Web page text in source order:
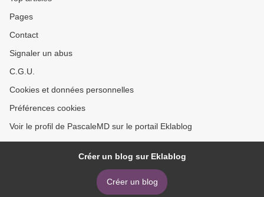
Pages
Contact
Signaler un abus
C.G.U.
Cookies et données personnelles
Préférences cookies
Voir le profil de PascaleMD sur le portail Eklablog
Créer un blog sur Eklablog
Créer un blog